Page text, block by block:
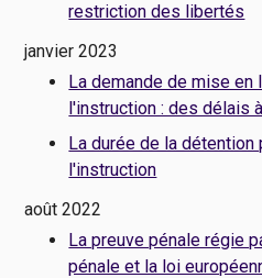
restriction des libertés
janvier 2023
La demande de mise en
l'instruction : des délais
La durée de la
l'instruction
août 2022
La preuve pénale régie
pénale et la loi